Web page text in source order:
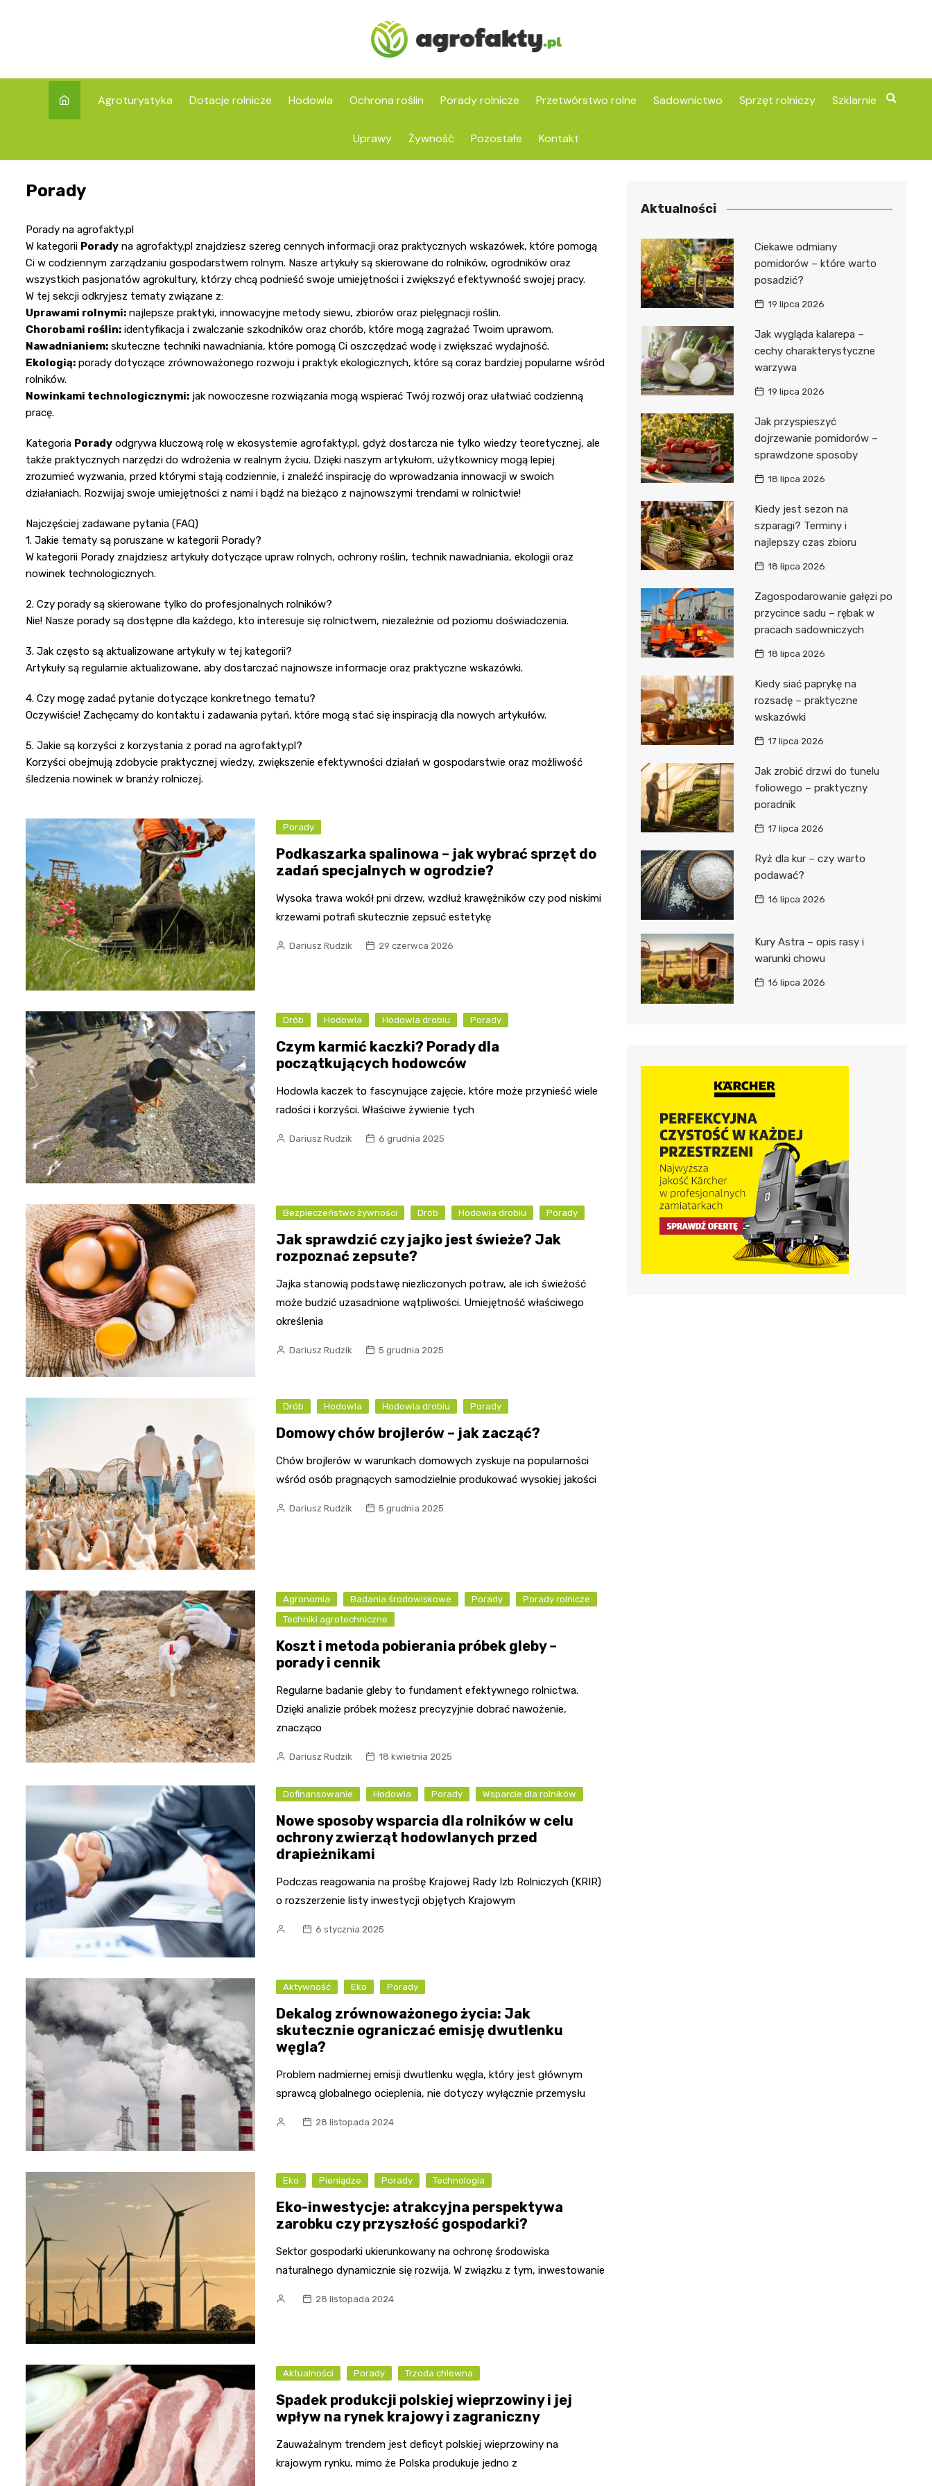
Agroturystyka Dotacje rolnicze Hodowla Ochrona roślin Porady rolnicze Przetwórstwo rolne Sadownictwo Sprzęt rolniczy Szklarnie
Uprawy Żywność Pozostałe Kontakt
Porady
Porady na agrofakty.pl
W kategorii Porady na agrofakty.pl znajdziesz szereg cennych informacji oraz praktycznych wskazówek, które pomogą
Ci w codziennym zarządzaniu gospodarstwem rolnym. Nasze artykuły są skierowane do rolników, ogrodników oraz
wszystkich pasjonatów agrokultury, którzy chcą podnieść swoje umiejętności i zwiększyć efektywność swojej pracy.
W tej sekcji odkryjesz tematy związane z:
Uprawami rolnymi: najlepsze praktyki, innowacyjne metody siewu, zbiorów oraz pielęgnacji roślin.
Chorobami roślin: identyfikacja i zwalczanie szkodników oraz chorób, które mogą zagrażać Twoim uprawom.
Nawadnianiem: skuteczne techniki nawadniania, które pomogą Ci oszczędzać wodę i zwiększać wydajność.
Ekologią: porady dotyczące zrównoważonego rozwoju i praktyk ekologicznych, które są coraz bardziej popularne wśród
rolników.
Nowinkami technologicznymi: jak nowoczesne rozwiązania mogą wspierać Twój rozwój oraz ułatwiać codzienną
pracę.
Kategoria Porady odgrywa kluczową rolę w ekosystemie agrofakty.pl, gdyż dostarcza nie tylko wiedzy teoretycznej, ale
także praktycznych narzędzi do wdrożenia w realnym życiu. Dzięki naszym artykułom, użytkownicy mogą lepiej
zrozumieć wyzwania, przed którymi stają codziennie, i znaleźć inspirację do wprowadzania innowacji w swoich
działaniach. Rozwijaj swoje umiejętności z nami i bądź na bieżąco z najnowszymi trendami w rolnictwie!
Najczęściej zadawane pytania (FAQ)
1. Jakie tematy są poruszane w kategorii Porady?
W kategorii Porady znajdziesz artykuły dotyczące upraw rolnych, ochrony roślin, technik nawadniania, ekologii oraz
nowinek technologicznych.
2. Czy porady są skierowane tylko do profesjonalnych rolników?
Nie! Nasze porady są dostępne dla każdego, kto interesuje się rolnictwem, niezależnie od poziomu doświadczenia.
3. Jak często są aktualizowane artykuły w tej kategorii?
Artykuły są regularnie aktualizowane, aby dostarczać najnowsze informacje oraz praktyczne wskazówki.
4. Czy mogę zadać pytanie dotyczące konkretnego tematu?
Oczywiście! Zachęcamy do kontaktu i zadawania pytań, które mogą stać się inspiracją dla nowych artykułów.
5. Jakie są korzyści z korzystania z porad na agrofakty.pl?
Korzyści obejmują zdobycie praktycznej wiedzy, zwiększenie efektywności działań w gospodarstwie oraz możliwość
śledzenia nowinek w branży rolniczej.
Porady
Podkaszarka spalinowa – jak wybrać sprzęt do
zadań specjalnych w ogrodzie?
Wysoka trawa wokół pni drzew, wzdłuż krawężników czy pod niskimi
krzewami potrafi skutecznie zepsuć estetykę
Dariusz Rudzik 29 czerwca 2026
Drób Hodowla Hodowla drobiu Porady
Czym karmić kaczki? Porady dla
początkujących hodowców
Hodowla kaczek to fascynujące zajęcie, które może przynieść wiele
radości i korzyści. Właściwe żywienie tych
Dariusz Rudzik 6 grudnia 2025
Bezpieczeństwo żywności Drób Hodowla drobiu Porady
Jak sprawdzić czy jajko jest świeże? Jak
rozpoznać zepsute?
Jajka stanowią podstawę niezliczonych potraw, ale ich świeżość
może budzić uzasadnione wątpliwości. Umiejętność właściwego
określenia
Dariusz Rudzik 5 grudnia 2025
Drób Hodowla Hodowla drobiu Porady
Domowy chów brojlerów – jak zacząć?
Chów brojlerów w warunkach domowych zyskuje na popularności
wśród osób pragnących samodzielnie produkować wysokiej jakości
Dariusz Rudzik 5 grudnia 2025
Agronomia Badania środowiskowe Porady
Porady rolnicze
Techniki agrotechniczne
Koszt i metoda pobierania próbek gleby –
porady i cennik
Regularne badanie gleby to fundament efektywnego rolnictwa.
Dzięki analizie próbek możesz precyzyjnie dobrać nawożenie,
znacząco
Dariusz Rudzik 18 kwietnia 2025
Dofinansowanie Hodowla Porady Wsparcie dla rolników
Nowe sposoby wsparcia dla rolników w celu
ochrony zwierząt hodowlanych przed
drapieżnikami
Podczas reagowania na prośbę Krajowej Rady Izb Rolniczych (KRIR)
o rozszerzenie listy inwestycji objętych Krajowym
6 stycznia 2025
Aktywność Eko Porady
Dekalog zrównoważonego życia: Jak
skutecznie ograniczać emisję dwutlenku
węgla?
Problem nadmiernej emisji dwutlenku węgla, który jest głównym
sprawcą globalnego ocieplenia, nie dotyczy wyłącznie przemysłu
28 listopada 2024
Eko Pieniądze Porady Technologia
Eko-inwestycje: atrakcyjna perspektywa
zarobku czy przyszłość gospodarki?
Sektor gospodarki ukierunkowany na ochronę środowiska
naturalnego dynamicznie się rozwija. W związku z tym, inwestowanie
28 listopada 2024
Aktualności Porady Trzoda chlewna
Spadek produkcji polskiej wieprzowiny i jej
wpływ na rynek krajowy i zagraniczny
Zauważalnym trendem jest deficyt polskiej wieprzowiny na
krajowym rynku, mimo że Polska produkuje jedno z
Aktualności
Ciekawe odmiany
pomidorów – które warto
posadzić?
19 lipca 2026
Jak wygląda kalarepa –
cechy charakterystyczne
warzywa
19 lipca 2026
Jak przyspieszyć
dojrzewanie pomidorów –
sprawdzone sposoby
18 lipca 2026
Kiedy jest sezon na
szparagi? Terminy i
najlepszy czas zbioru
18 lipca 2026
Zagospodarowanie gałęzi po
przycince sadu – rębak w
pracach sadowniczych
18 lipca 2026
Kiedy siać paprykę na
rozsadę – praktyczne
wskazówki
17 lipca 2026
Jak zrobić drzwi do tunelu
foliowego – praktyczny
poradnik
17 lipca 2026
Ryż dla kur – czy warto
podawać?
16 lipca 2026
Kury Astra – opis rasy i
warunki chowu
16 lipca 2026